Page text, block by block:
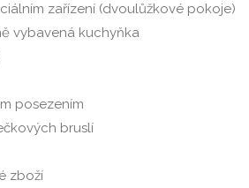
zařízení (dvoulůžkové pokoje)
vybavená kuchyňka
posezením
bruslí
zboží